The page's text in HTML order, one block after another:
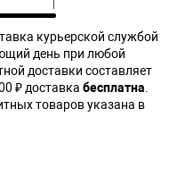
курьерской службой
день при любой
доставки составляет
₽ доставка бесплатна
товаров указана в